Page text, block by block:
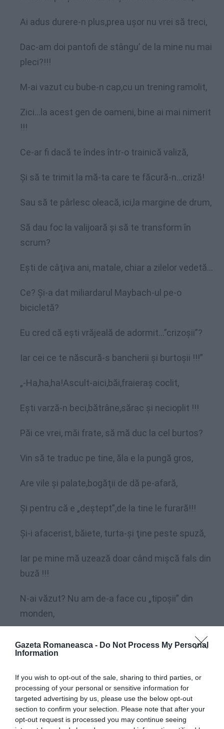
Gazeta Romaneasca - Do Not Process My Personal
Information
If you wish to opt-out of the sale, sharing to third parties, or
processing of your personal or sensitive information for
targeted advertising by us, please use the below opt-out
section to confirm your selection. Please note that after your
opt-out request is processed you may continue seeing
Ai adus durere-n plus,prea uşor nu vrei să treci,
Dac-am doi pantofi de stângu’ de la mine nu mai
pleci?!!!
M-ai vazut cu bube-n cap,cu un trening ramolit,
Zici…la acest gen de oameni, bine ai mai nimerit
!!!
Ce-ar fi dacă te îndes într-o trainică valiză,
Şi să te trimit la mă-ta care te făcură-n…criză!
Sau să te pârlesc oleacă, ici,la margine de drum,
Să dau foc la valijoară şi să te transform în
scrum?
Eşti de câţiva ani, matale, chiar a zilelor vedetă…
Ce? Şi-a dat miliardarul Maybach-ul pe-o
bicicletă?
Eu cred că eşti vrăjeală de adormit…”crizoşii”?
Iar cei ce te născură-s bancherii şi burtoşii !!!”
„-Ha,ha,ha!Ascult-aici,băi,fraieraş coclit,
Eşti varză-n beci,bătrâne,sărac şi necioplit !!!
Păi ce vrei, măi frate, să mă duc la cel burtos?
Vin să te traduc pe tine, ăla e la pungă gros,
Are vile şi palate,bogăţii de dă pe-afară,
Şi pentru că e „deştept”,de la tine le furară!!!
Şi-i afacerist, băiete, turta-şi ţine peste spuză,
Iar pe mine mă uzează doar când mişcă fals din
buză !!!
N-ai văzut? Nu am de-a face cu „tipoşii” din
monden,
Ce-şi dau banii cât o casă să-şi ia unguent de ten,
Ăştia-s mai şmecheri ca mine şi mă iau peste
picior !!!